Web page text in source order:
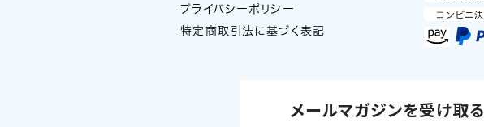
プライバシーポリシー
特定商取引法に基づく表記
メールマガジンを受け取る